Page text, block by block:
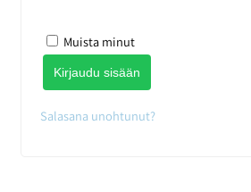
Muista minut
Kirjaudu sisään
Salasana unohtunut?